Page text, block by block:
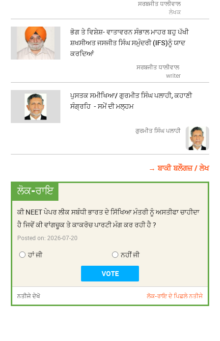
ਸਰਬਜੀਤ ਧਾਲੀਵਾਲ
ਲੇਖਕ
ਭੋਗ ਤੇ ਵਿਸ਼ੇਸ਼- ਵਾਤਾਵਰਨ ਸੰਭਾਲ ਮਾਹਰ ਬਹੁ ਪੱਖੀ
ਸ਼ਖਸੀਅਤ ਜਸਜੀਤ ਸਿੰਘ ਸਮੁੰਦਰੀ (IFS)ਨੂੰ ਯਾਦ
ਕਰਦਿਆਂ
ਸਰਬਜੀਤ ਧਾਲੀਵਾਲ
writer
ਪੁਸਤਕ ਸਮੀਖਿਆ/ ਗੁਰਮੀਤ ਸਿੰਘ ਪਲਾਹੀ, ਕਹਾਣੀ
ਸੰਗ੍ਰਹਿ - ਸਮੇਂ ਦੀ ਮਲ੍ਹਮ
ਗੁਰਮੀਤ ਸਿੰਘ ਪਲਾਹੀ
→ ਬਾਕੀ ਬਲੌਗਜ਼ / ਲੇਖ
ਲੋਕ-ਰਾਇ
ਕੀ NEET ਪੇਪਰ ਲੀਕ ਸਬੰਧੀ ਭਾਰਤ ਦੇ ਸਿੱਖਿਆ ਮੰਤਰੀ ਨੂੰ ਅਸਤੀਫਾ ਚਾਹੀਦਾ
ਹੈ ਜਿਵੇਂ ਕੀ ਵਾਂਗਚੂਕ ਤੇ ਕਾਕਰੋਚ ਪਾਰਟੀ ਮੰਗ ਕਰ ਰਹੀ ਹੈ ?
Posted on:2026-07-20
ਹਾਂ ਜੀ ਨਹੀਂ ਜੀ
ਨਤੀਜੇ ਦੇਖੋ ਲੋਕ-ਰਾਇ ਦੇ ਪਿਛਲੇ ਨਤੀਜੇ